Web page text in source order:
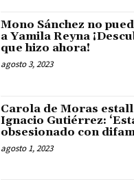
Mono Sánchez no
a Yamila Reyna
que hizo ahora!
agosto 3, 2023
Carola de Moras
Ignacio Gutiérrez:
obsesionado con
agosto 1, 2023